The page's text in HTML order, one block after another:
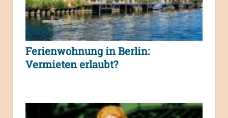
Ferienwohnung in Berlin:
Vermieten erlaubt?